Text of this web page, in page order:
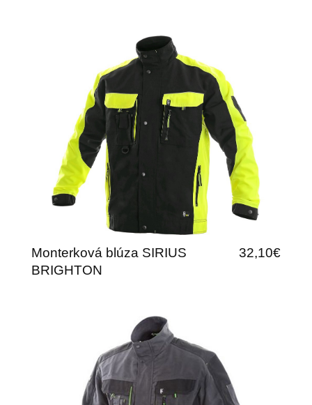
Monterková blúza SIRIUS
BRIGHTON
32,10€